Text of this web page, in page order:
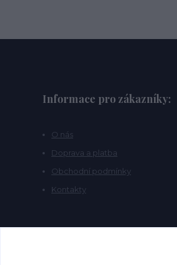
Informace pro zákazníky:
O nás
Doprava a platba
Obchodní podmínky
Kontakty